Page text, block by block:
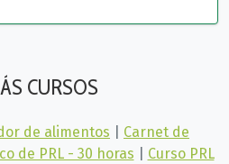
CURSOS
de alimentos
Carnet de
de PRL - 30 horas
Curso PRL